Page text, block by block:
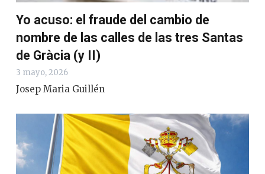
Yo acuso: el fraude del cambio de
nombre de las calles de las tres Santas
de Gràcia (y II)
3 mayo, 2026
Josep Maria Guillén